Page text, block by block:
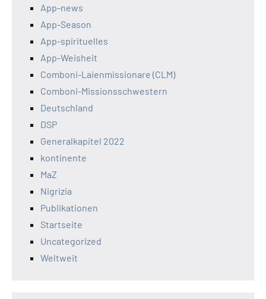
App-news
App-Season
App-spirituelles
App-Weisheit
Comboni-Laienmissionare (CLM)
Comboni-Missionsschwestern
Deutschland
DSP
Generalkapitel 2022
kontinente
MaZ
Nigrizia
Publikationen
Startseite
Uncategorized
Weltweit